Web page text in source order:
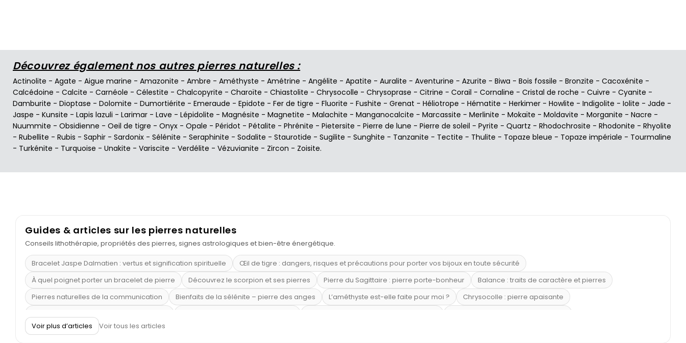
Découvrez également nos autres pierres naturelles :
Actinolite - Agate - Aigue marine - Amazonite - Ambre - Améthyste - Amétrine - Angélite - Apatite - Auralite - Aventurine - Azurite - Biwa - Bois fossile - Bronzite - Cacoxénite -
Calcédoine - Calcite - Carnéole - Célestite - Chalcopyrite - Charoïte - Chiastolite - Chrysocolle - Chrysoprase - Citrine - Corail - Cornaline - Cristal de roche - Cuivre - Cyanite -
Damburite - Dioptase - Dolomite - Dumortiérite - Emeraude - Epidote - Fer de tigre - Fluorite - Fushite - Grenat - Héliotrope - Hématite - Herkimer - Howlite - Indigolite - Iolite - Jade -
Jaspe - Kunsite - Lapis lazuli - Larimar - Lave - Lépidolite - Magnésite - Magnetite - Malachite - Manganocalcite - Marcassite - Merlinite - Mokaïte - Moldavite - Morganite - Nacre -
Nuummite - Obsidienne - Oeil de tigre - Onyx - Opale - Péridot - Pétalite - Phrénite - Pietersite - Pierre de lune - Pierre de soleil - Pyrite - Quartz - Rhodochrosite - Rhodonite - Rhyolite
- Rubellite - Rubis - Saphir - Sardonix - Sélénite - Seraphinite - Sodalite - Staurotide - Sugilite - Sunghite - Tanzanite - Tectite - Thulite - Topaze bleue - Topaze impériale - Tourmaline
- Turkénite - Turquoise - Unakite - Variscite - Verdélite - Vézuvianite - Zircon - Zoisite.
Guides & articles sur les pierres naturelles
Conseils lithothérapie, propriétés des pierres, signes astrologiques et bien-être énergétique.
Bracelet Jaspe Dalmatien : vertus et signification spirituelle
Œil de tigre : dangers, risques et précautions pour porter vos bijoux en toute sécurité
À quel poignet porter un bracelet de pierre
Découvrez le scorpion et ses pierres Pierre du Sagittaire : pierre porte-bonheur
Balance : traits de caractère et pierres
Pierres naturelles de la communication
Bienfaits de la sélénite – pierre des anges L’améthyste est-elle faite pour moi ?
Chrysocolle : pierre apaisante
Pierre de lave : propriétés et bienfaits
Voir plus d’articles Voir tous les articles